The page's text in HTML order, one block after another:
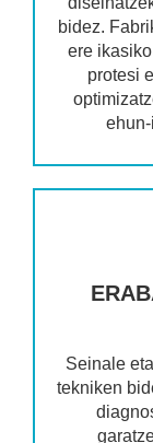
bidez.
ere
protesi
Seinale
tekniken